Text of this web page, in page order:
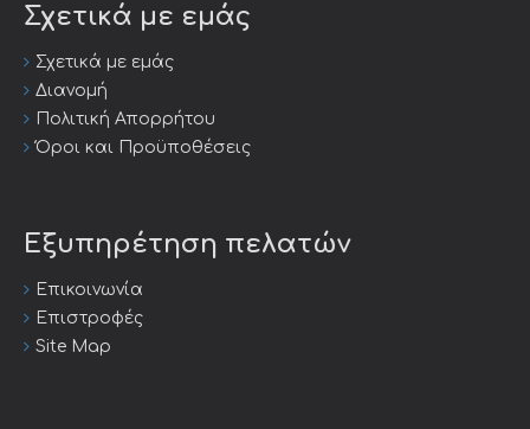
Σχετικά με εμάς
Σχετικά με εμάς
Διανομή
Πολιτική Απορρήτου
Όροι και Προϋποθέσεις
Εξυπηρέτηση πελατών
Επικοινωνία
Επιστροφές
Site Map